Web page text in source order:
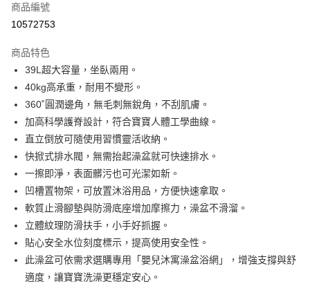
2.付款方式選擇「大哥付你分期」，訂單成立後會自動跳轉到大哥付的交易
流程，驗證手機門號後，選擇欲分期的期數、繳款截止日，確認付款後即完
3.實際核准額度、可分期數及費用金額請依後續交易確認頁面所載為準。
4.訂單成立30分鐘內，如未前往確認交易或遇審核未通過，訂單將自動取
消。如遇「轉專審核」未通過狀況，表示未達大哥付你分期系統評分，恕無
法說明評估內容。
1.分期款項不併入電信帳單，「大哥付你分期」於每月結算日後寄送繳費提
醒簡訊。
2.透過簡訊連結打開帳單後，可選擇「超商條碼／台灣大直營門市／銀行轉
帳／街口支付／iPASS MONEY」等通路繳費。
【注意事項】
用戶於交易時，得透過本服務購買商品或服務，並由商店將買賣／分期付款
買賣價金債權讓與本公司後，依約使用本公司帳單繳交帳款。
2.基於同意付款使用「大哥付你分期」之契約關係目的，商店將以您的個人
資料（包含姓名、電話或地址）提供予台灣大哥大進項蒐集、處理及利用，
由本公司與您本人進行分期帳單所需資料之確認、核對及更正。
3.完整用戶服務條款，請詳閱以下連結：https://oppay.tw/userRule
相關說明
【關於「AFTEE先享後付」】
便利好安心！
１．簡單：不需註冊會員、不需綁卡、不需儲值。
２．便利：只要手機號碼，簡訊認證，即可結帳。
３．安心：先確認商品／服務後，再付款。
１．於結帳方式選擇「AFTEE先享後付」後，將跳轉至「AFTEE先享後付」
結帳頁面，進行簡訊認證並確認金額後，即可完成結帳。
２．訂單成立數日內，您將收到繳費通知簡訊。
３．收到繳費通知簡訊後14天內，點擊此簡訊中的連結，可透過四大超商／
ATM／網路銀行／等多元方式進行付款，方視為交易完成。
※ 請注意：結帳手續完成當下不需立刻繳費，但若您需要取消訂單，請聯絡
購買商品的店家。未經商家同意取消之訂單仍視為有效，需透過AFTEE先享
後付繳納相關費用。
※ 交易是否成功請以「AFTEE先享後付 」之結帳頁面顯示為準，若有關於
是否繳費成功／繳費後需取消欲退款等相關疑問，請聯繫「AFTEE先享後付
【注意事項】
相關說明
「Hami Point」為中華電信所提供之點數服務，可於會員專區綁定中華電信
會員帳號後，即可在購物車使用 Hami Point 折抵消費金額 (1點等於1元)。
宅配
每筆NT$100，滿NT$1,000(含以上)免運費
商品編號
10572753
商品特色
39L超大容量，坐臥兩用。
40kg高承重，耐用不變形。
360˚圓潤邊角，無毛刺無銳角，不刮肌膚。
加高科學護脊設計，符合寶寶人體工學曲線。
直立倒放可隨使用習慣靈活收納。
快掀式排水閥，無需抬起澡盆就可快速排水。
一擦即淨，表面髒污也可光潔如新。
凹槽置物架，可放置沐浴用品，方便快速拿取。
軟質止滑腳墊與防滑底座增加摩擦力，澡盆不滑溜。
立體紋理防滑扶手，小手好抓握。
貼心安全水位刻度標示，提高使用安全性。
此澡盆可依需求選購專用「嬰兒沐寓澡盆浴網」，增強支撐與舒
適度，讓寶寶洗澡更穩定安心。